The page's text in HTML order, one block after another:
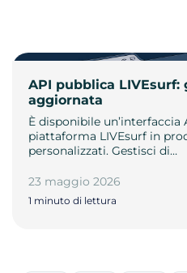
API pubblica
aggiornata
È disponibile un’interfaccia
piattaforma LIVEsurf in
personalizzati. Gestisci di…
23 maggio 2026
1 minuto di lettura